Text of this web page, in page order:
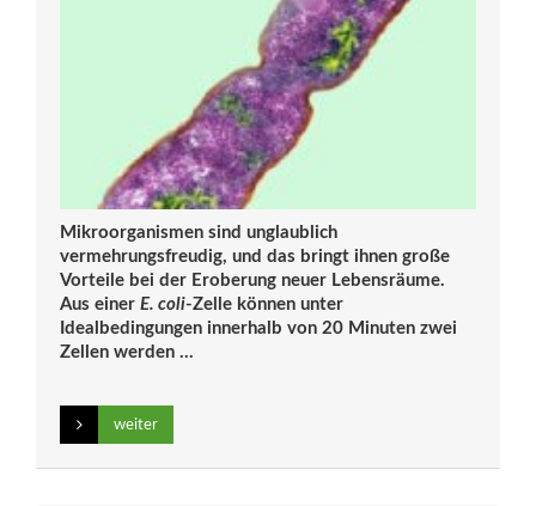
Mikroorganismen sind unglaublich
vermehrungsfreudig, und das bringt ihnen große
Vorteile bei der Eroberung neuer Lebensräume.
Aus einer E. coli-Zelle können unter
Idealbedingungen innerhalb von 20 Minuten zwei
Zellen werden ...
weiter